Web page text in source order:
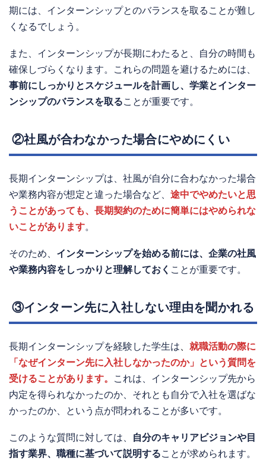
期には、インターンシップとのバランスを取ることが難し
くなるでしょう。
また、インターンシップが長期にわたると、自分の時間も
確保しづらくなります。これらの問題を避けるためには、
事前にしっかりとスケジュールを計画し、学業とインター
ンシップのバランスを取ることが重要です。
②社風が合わなかった場合にやめにくい
長期インターンシップは、社風が自分に合わなかった場合
や業務内容が想定と違った場合など、 途中でやめたいと思
うことがあっても、長期契約のために簡単にはやめられな
いことがあります。
そのため、 インターンシップを始める前には、企業の社風
や業務内容をしっかりと理解しておく ことが重要です。
③インターン先に入社しない理由を聞かれる
長期インターンシップを経験した学生は
就職活動の際に
「なぜインターン先に入社しなかったのか」という質問を
受けることがあります。
これは、インターンシップ先から
内定を得られなかったのか、それとも自分で入社を選ばな
かったのか、という点が問われることが多いです。
このような質問に対しては、
自分のキャリアビジョンや目
指す業界、職種に基づいて説明することが求められます。